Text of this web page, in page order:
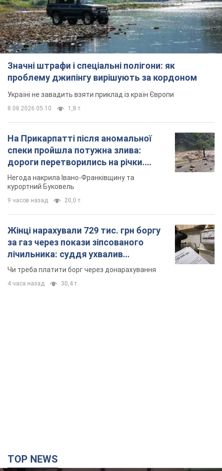
Значні штрафи і спеціальні полігони: як
проблему джипінгу вирішують за кордоном
Україні не завадить взяти приклад із країн Європи
8.08.2026 05:10 1,8 т.
На Прикарпатті після аномальної
спеки пройшла потужна злива:
дороги перетворились на річки.
Відео
Негода накрила Івано-Франківщину та
курортний Буковель
9 часов назад 20,0 т.
Жінці нарахували 729 тис. грн боргу
за газ через покази зіпсованого
лічильника: суддя ухвалив
неочікуване рішення
Чи треба платити борг через донарахування
4 часа назад 30,4 т.
TOP NEWS